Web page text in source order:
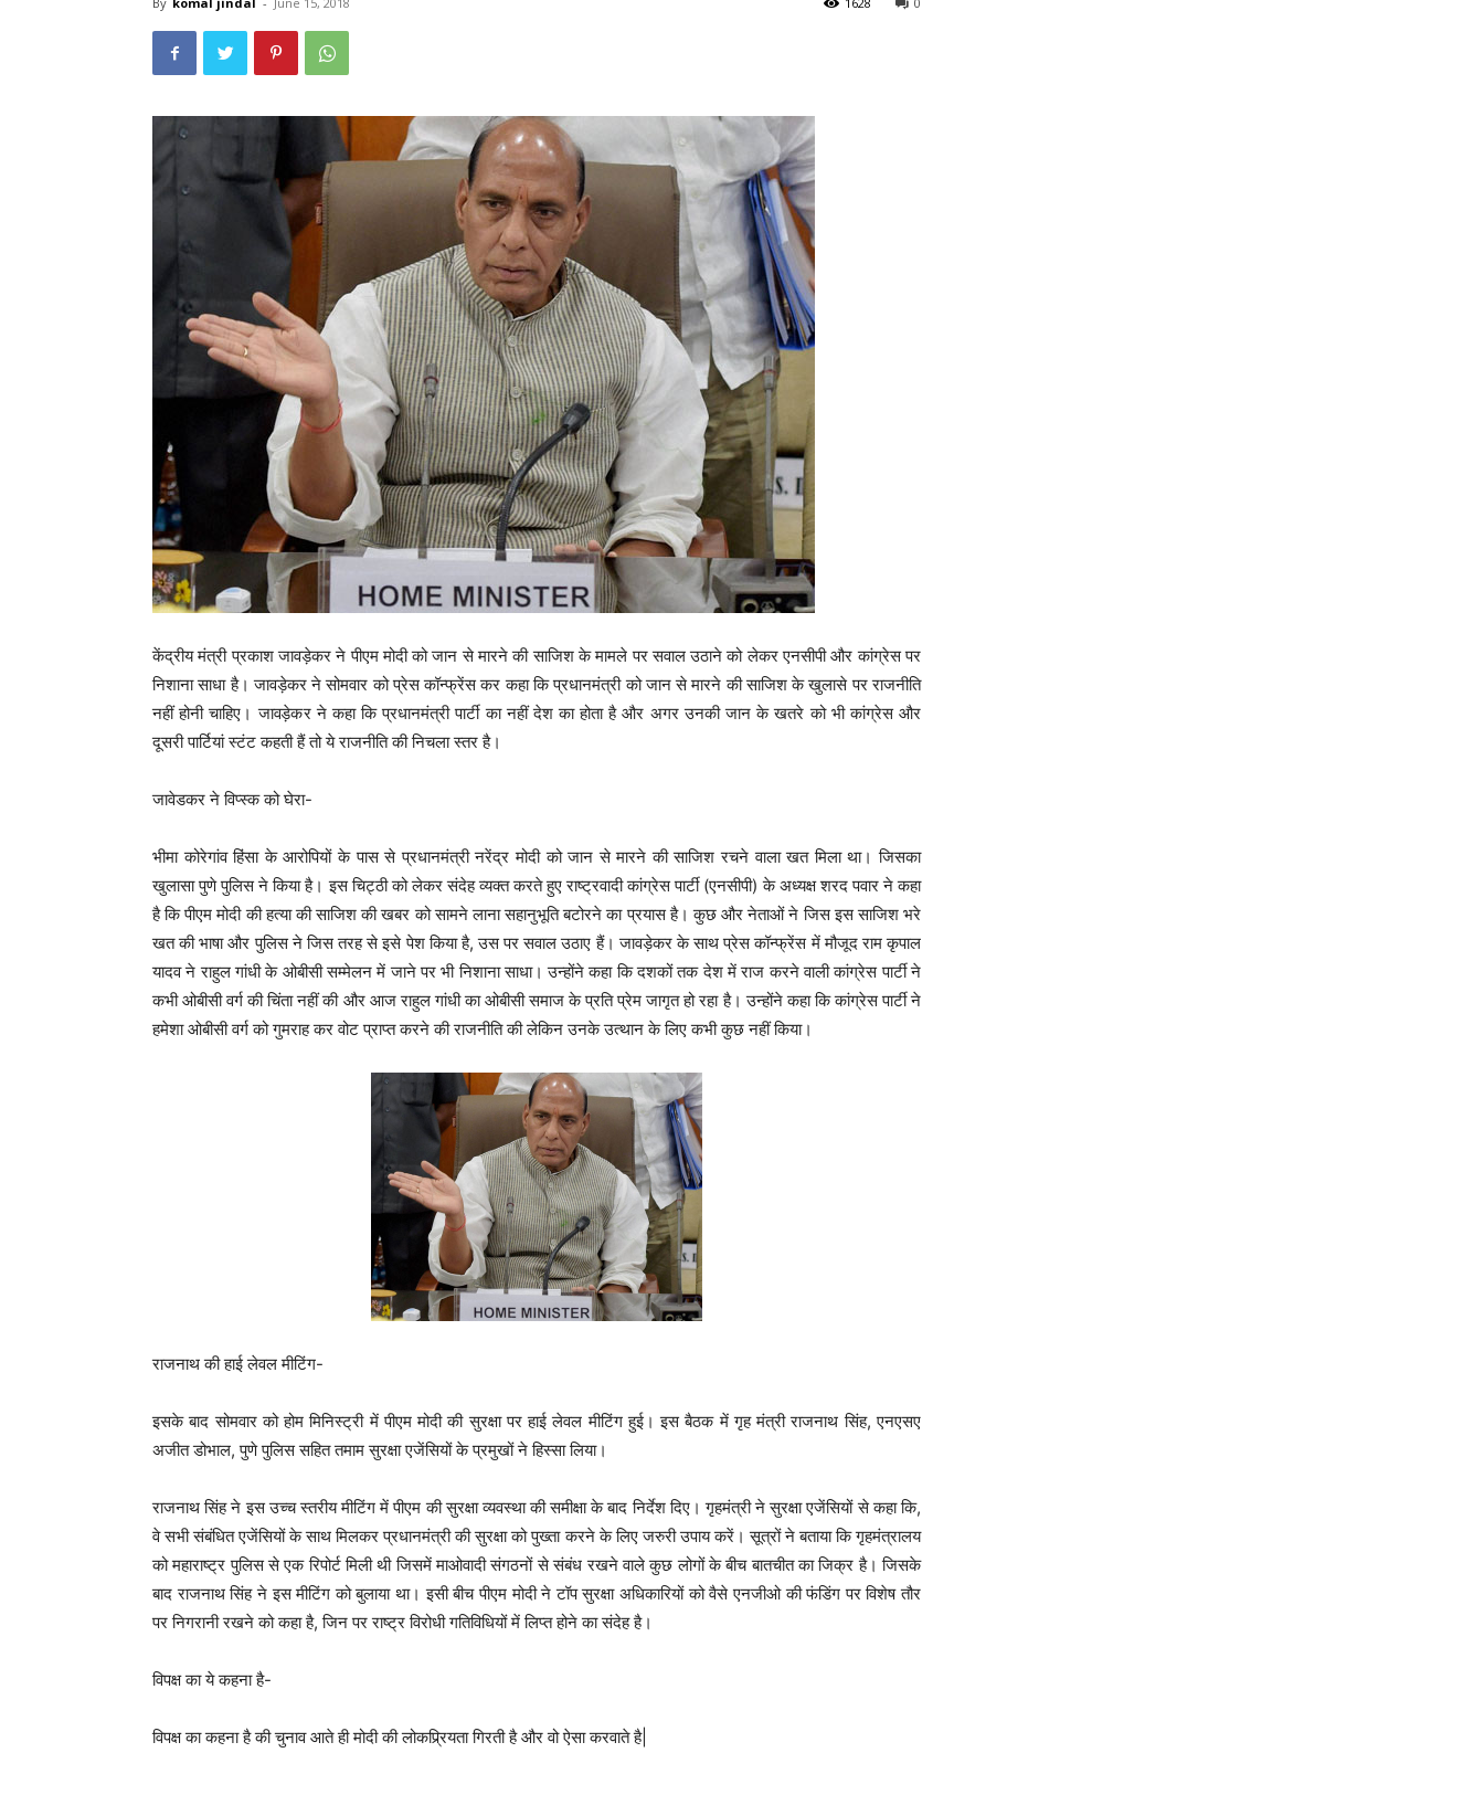
केंद्रीय मंत्री प्रकाश जावड़ेकर ने पीएम मोदी को जान से मारने की साजिश के मामले पर सवाल उठाने को लेकर एनसीपी और कांग्रेस पर
निशाना साधा है। जावड़ेकर ने सोमवार को प्रेस कॉन्फ्रेंस कर कहा कि प्रधानमंत्री को जान से मारने की साजिश के खुलासे पर राजनीति
नहीं होनी चाहिए। जावड़ेकर ने कहा कि प्रधानमंत्री पार्टी का नहीं देश का होता है और अगर उनकी जान के खतरे को भी कांग्रेस और
दूसरी पार्टियां स्टंट कहती हैं तो ये राजनीति की निचला स्तर है।
जावेडकर ने विप्स्क को घेरा-
भीमा कोरेगांव हिंसा के आरोपियों के पास से प्रधानमंत्री नरेंद्र मोदी को जान से मारने की साजिश रचने वाला खत मिला था। जिसका
खुलासा पुणे पुलिस ने किया है। इस चिट्ठी को लेकर संदेह व्यक्त करते हुए राष्ट्रवादी कांग्रेस पार्टी (एनसीपी) के अध्यक्ष शरद पवार ने कहा
है कि पीएम मोदी की हत्‍या की साजिश की खबर को सामने लाना सहानुभूति बटोरने का प्रयास है। कुछ और नेताओं ने जिस इस साजिश भरे
खत की भाषा और पुलिस ने जिस तरह से इसे पेश किया है, उस पर सवाल उठाए हैं। जावड़ेकर के साथ प्रेस कॉन्फ्रेंस में मौजूद राम कृपाल
यादव ने राहुल गांधी के ओबीसी सम्मेलन में जाने पर भी निशाना साधा। उन्होंने कहा कि दशकों तक देश में राज करने वाली कांग्रेस पार्टी ने
कभी ओबीसी वर्ग की चिंता नहीं की और आज राहुल गांधी का ओबीसी समाज के प्रति प्रेम जागृत हो रहा है। उन्होंने कहा कि कांग्रेस पार्टी ने
हमेशा ओबीसी वर्ग को गुमराह कर वोट प्राप्त करने की राजनीति की लेकिन उनके उत्थान के लिए कभी कुछ नहीं किया।
राजनाथ की हाई लेवल मीटिंग-
इसके बाद सोमवार को होम मिनिस्ट्री में पीएम मोदी की सुरक्षा पर हाई लेवल मीटिंग हुई। इस बैठक में गृह मंत्री राजनाथ सिंह, एनएसए
अजीत डोभाल, पुणे पुलिस सहित तमाम सुरक्षा एजेंसियों के प्रमुखों ने हिस्सा लिया।
राजनाथ सिंह ने इस उच्च स्तरीय मीटिंग में पीएम की सुरक्षा व्यवस्था की समीक्षा के बाद निर्देश दिए। गृहमंत्री ने सुरक्षा एजेंसियों से कहा कि,
वे सभी संबंधित एजेंसियों के साथ मिलकर प्रधानमंत्री की सुरक्षा को पुख्ता करने के लिए जरुरी उपाय करें। सूत्रों ने बताया कि गृहमंत्रालय
को महाराष्ट्र पुलिस से एक रिपोर्ट मिली थी जिसमें माओवादी संगठनों से संबंध रखने वाले कुछ लोगों के बीच बातचीत का जिक्र है। जिसके
बाद राजनाथ सिंह ने इस मीटिंग को बुलाया था। इसी बीच पीएम मोदी ने टॉप सुरक्षा अधिकारियों को वैसे एनजीओ की फंडिंग पर विशेष तौर
पर निगरानी रखने को कहा है, जिन पर राष्ट्र विरोधी गतिविधियों में लिप्त होने का संदेह है।
विपक्ष का ये कहना है-
विपक्ष का कहना है की चुनाव आते ही मोदी की लोकप्र्रियता गिरती है और वो ऐसा करवाते है|